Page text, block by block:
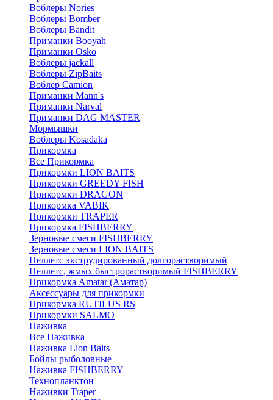
Воблеры Nories
Воблеры Bomber
Воблеры Bandit
Приманки Booyah
Приманки Osko
Воблеры jackall
Воблеры ZipBaits
Воблер Camion
Приманки Mann's
Приманки Narval
Приманки DAG MASTER
Мормышки
Воблеры Kosadaka
Прикормка
Все Прикормка
Прикормки LION BAITS
Прикормки GREEDY FISH
Прикормки DRAGON
Прикормка VABIK
Прикормки TRAPER
Прикормка FISHBERRY
Зерновые смеси FISHBERRY
Зерновые смеси LION BAITS
Пеллетс экструдированный долгорастворимый
Пеллетс, жмых быстрорастворимый FISHBERRY
Прикормка Amatar (Аматар)
Аксессуары для прикормки
Прикормка RUTILUS RS
Прикормки SALMO
Наживка
Все Наживка
Наживка Lion Baits
Бойлы рыболовные
Наживка FISHBERRY
Технопланктон
Наживки Traper